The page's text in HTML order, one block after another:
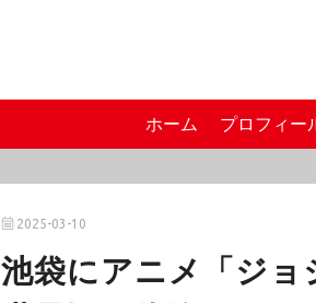
ホーム プロフィー
2025-03-10
池袋にアニメ「ジョ